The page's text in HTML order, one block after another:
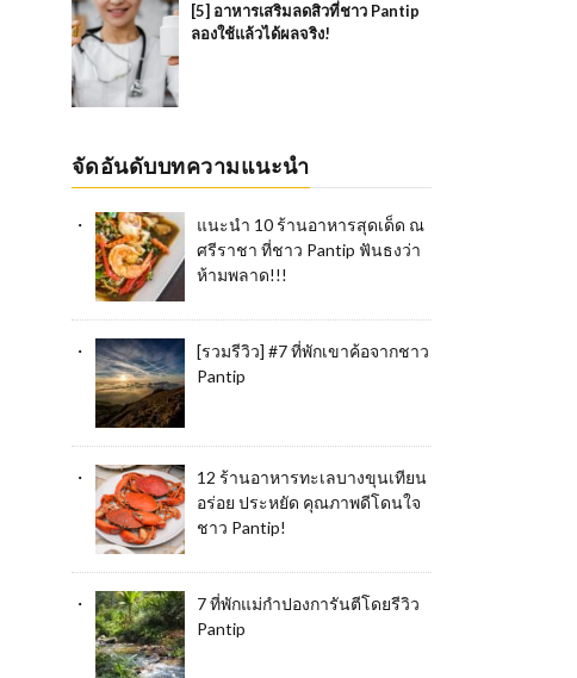
[5] อาหารเสริมลดสิวที่ชาว Pantip
ลองใช้แล้วได้ผลจริง!
จัดอันดับบทความแนะนำ
แนะนำ 10 ร้านอาหารสุดเด็ด ณ
ศรีราชา ที่ชาว Pantip ฟันธงว่า
ห้ามพลาด!!!
[รวมรีวิว] #7 ที่พักเขาค้อจากชาว
Pantip
12 ร้านอาหารทะเลบางขุนเทียน
อร่อย ประหยัด คุณภาพดีโดนใจ
ชาว Pantip!
7 ที่พักแม่กำปองการันตีโดยรีวิว
Pantip